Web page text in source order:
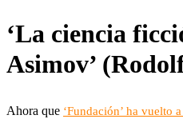
‘La ciencia
Asimov’
Ahora que ‘Fundación’ ha vuelto